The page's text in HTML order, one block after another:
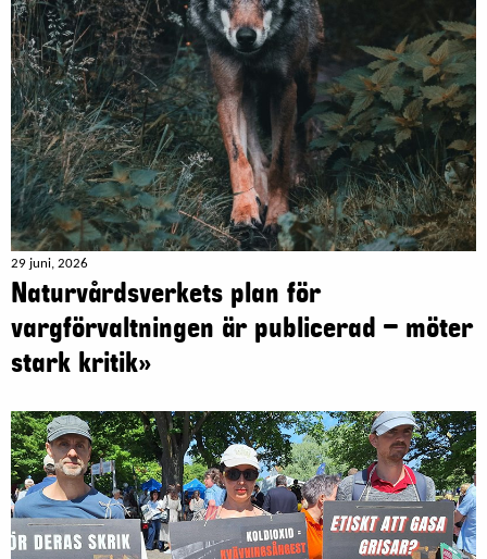
29 juni, 2026
Naturvårdsverkets plan för
vargförvaltningen är publicerad – möter
stark kritik»